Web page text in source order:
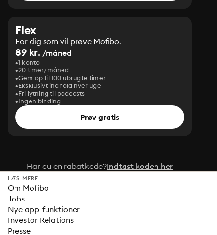
Flex
For dig som vil prøve Mofibo.
89 kr. /måned
1 konto
20 timer/måned
Gem op til 100 ubrugte timer
Eksklusivt indhold hver uge
Fri lytning til podcasts
Ingen binding
Prøv gratis
Har du en rabatkode?Indtast koden her
LÆS MERE
Om Mofibo
Jobs
Nye app-funktioner
Investor Relations
Presse